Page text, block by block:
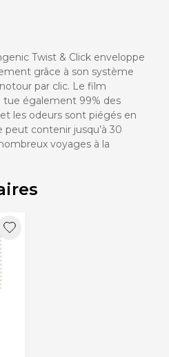
Twist & Click enveloppe
grâce à son système
par clic. Le film
également 99% des
les odeurs sont piégés en
contenir jusqu’à 30
voyages à la